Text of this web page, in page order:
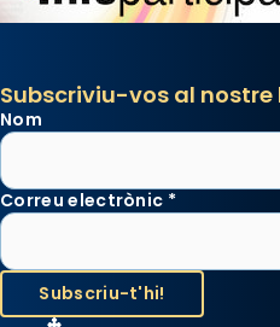
Subscriviu-vos al
Nom
Correu electrònic *